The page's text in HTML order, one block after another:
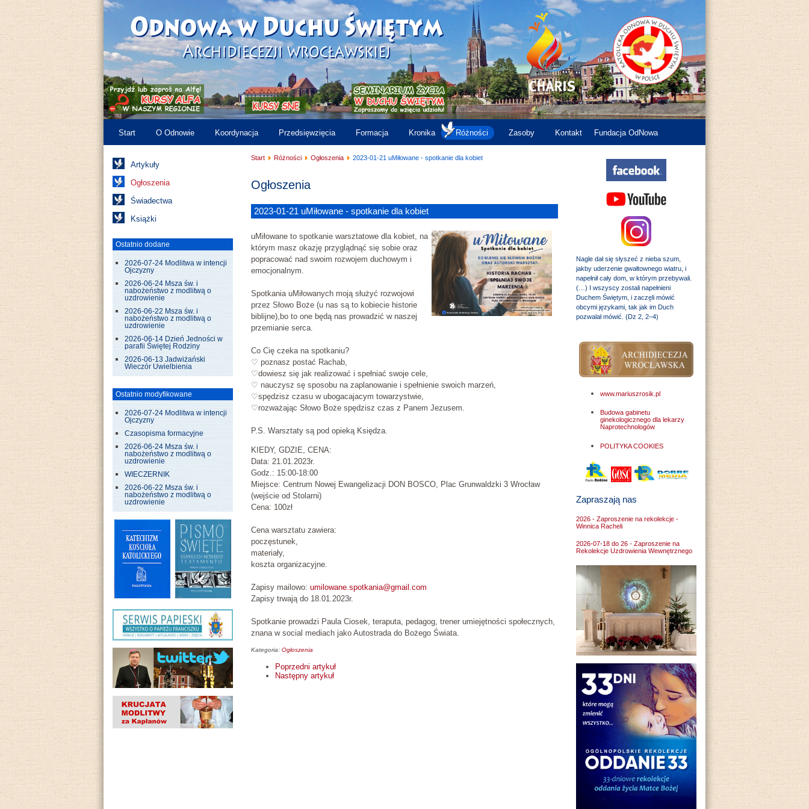
Start O Odnowie Koordynacja Przedsięwzięcia Formacja Kronika Różności Zasoby Kontakt Fundacja OdNowa
Artykuły
Ogłoszenia
Świadectwa
Książki
Ostatnio dodane
2026-07-24 Modlitwa w intencji
Ojczyzny
2026-06-24 Msza św. i
nabożeństwo z modlitwą o
uzdrowienie
2026-06-22 Msza św. i
nabożeństwo z modlitwą o
uzdrowienie
2026-06-14 Dzień Jedności w
parafii Świętej Rodziny
2026-06-13 Jadwiżański
Wieczór Uwielbienia
Ostatnio modyfikowane
2026-07-24 Modlitwa w intencji
Ojczyzny
Czasopisma formacyjne
2026-06-24 Msza św. i
nabożeństwo z modlitwą o
uzdrowienie
WIECZERNIK
2026-06-22 Msza św. i
nabożeństwo z modlitwą o
uzdrowienie
Nagle dał się słyszeć z nieba szum,
jakby uderzenie gwałtownego wiatru, i
napełnił cały dom, w którym przebywali.
(…) I wszyscy zostali napełnieni
Duchem Świętym, i zaczęli mówić
obcymi językami, tak jak im Duch
pozwalał mówić. (Dz 2, 2–4)
www.mariuszrosik.pl
Budowa gabinetu
ginekologicznego dla lekarzy
Naprotechnologów
POLITYKA COOKIES
Zapraszają nas
2026 - Zaproszenie na rekolekcje -
Winnica Racheli
2026-07-18 do 26 - Zaproszenie na
Rekolekcje Uzdrowienia Wewnętrznego
Start Różności Ogłoszenia 2023-01-21 uMiłowane - spotkanie dla kobiet
Ogłoszenia
2023-01-21 uMiłowane - spotkanie dla kobiet
uMiłowane to spotkanie warsztatowe dla kobiet, na
którym masz okazję przyglądnąć się sobie oraz
popracować nad swoim rozwojem duchowym i
emocjonalnym.
Spotkania uMiłowanych moją służyć rozwojowi
przez Słowo Boże (u nas są to kobiecie historie
biblijne),bo to one będą nas prowadzić w naszej
przemianie serca.
Co Cię czeka na spotkaniu?
♡ poznasz postać Rachab,
♡dowiesz się jak realizować i spełniać swoje cele,
♡ nauczysz sę sposobu na zaplanowanie i spełnienie swoich marzeń,
♡spędzisz czasu w ubogacajacym towarzystwie,
♡rozważając Słowo Boże spędzisz czas z Panem Jezusem.
P.S. Warsztaty są pod opieką Księdza.
KIEDY, GDZIE, CENA:
Data: 21.01.2023r.
Godz.: 15:00-18:00
Miejsce: Centrum Nowej Ewangelizacji DON BOSCO, Plac Grunwaldzki 3 Wrocław
(wejście od Stolarni)
Cena: 100zł
Cena warsztatu zawiera:
poczęstunek,
materiały,
koszta organizacyjne.
Zapisy mailowo: umilowane.spotkania@gmail.com
Zapisy trwają do 18.01.2023r.
Spotkanie prowadzi Paula Ciosek, teraputa, pedagog, trener umiejętności społecznych,
znana w social mediach jako Autostrada do Bożego Świata.
Kategoria: Ogłoszenia
Poprzedni artykuł
Następny artykuł